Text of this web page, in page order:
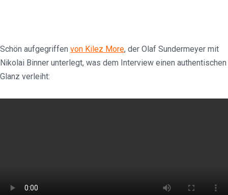
Schön aufgegriffen von Kilez More, der Olaf Sundermeyer mit
Nikolai Binner unterlegt, was dem Interview einen authentischen
Glanz verleiht: